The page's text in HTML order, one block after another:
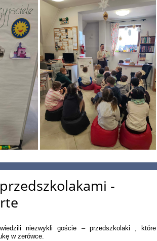
-
niezwykli goście – przedszkolaki , które
w zerówce.